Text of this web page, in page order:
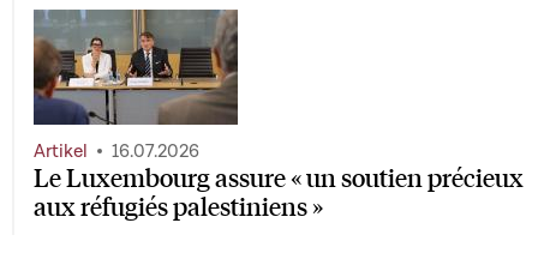
Le Luxembourg assure « un soutien précieux
aux réfugiés palestiniens »
Artikel 16.07.2026